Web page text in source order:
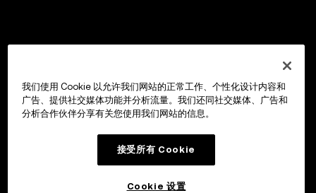
我们使用 Cookie 以允许我们网站的正常工作、个性化设计内容和
广告、提供社交媒体功能并分析流量。我们还同社交媒体、广告和
分析合作伙伴分享有关您使用我们网站的信息。
接受所有 Cookie
Cookie 设置